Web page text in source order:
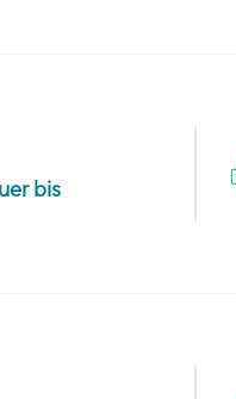
bis